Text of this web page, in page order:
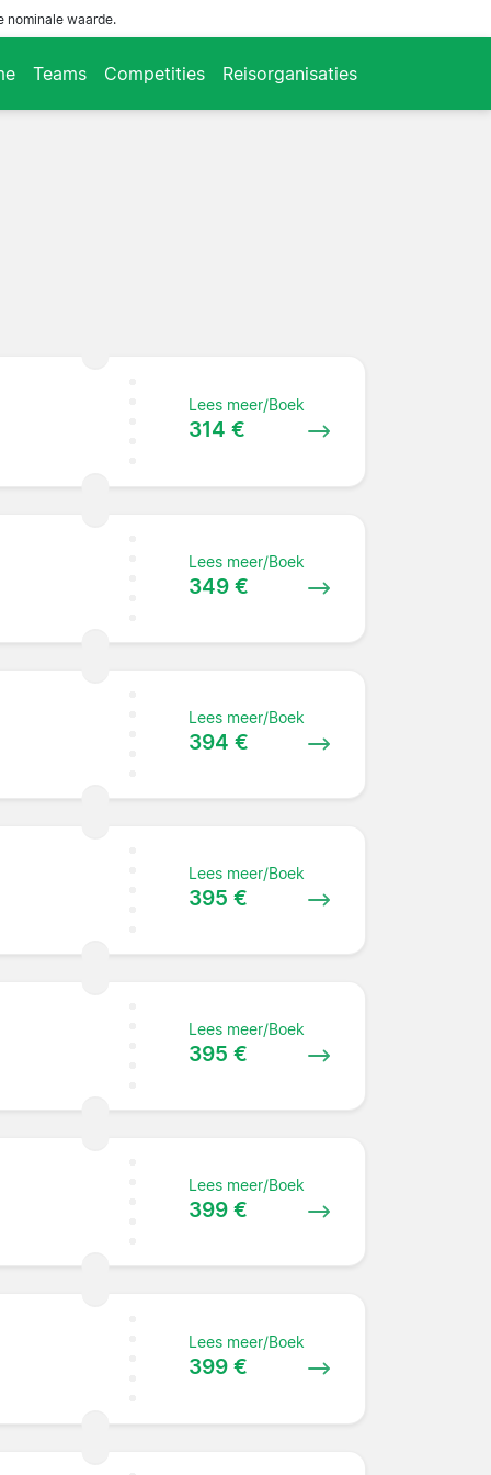
nominale waarde.
Teams Competities Reisorganisaties
Lees meer/Boek
314 €
Lees meer/Boek
349 €
Lees meer/Boek
394 €
Lees meer/Boek
395 €
Lees meer/Boek
395 €
Lees meer/Boek
399 €
Lees meer/Boek
399 €